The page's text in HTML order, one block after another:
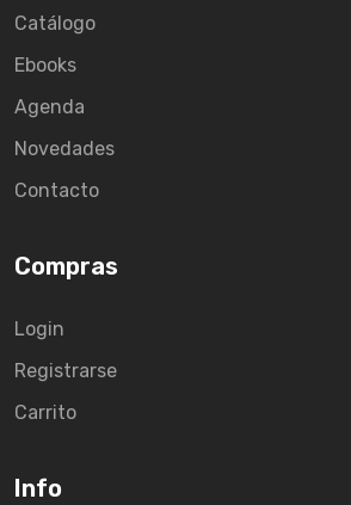
Catálogo
Ebooks
Agenda
Novedades
Contacto
Compras
Login
Registrarse
Carrito
Info